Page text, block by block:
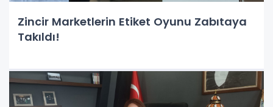
Zincir Marketlerin Etiket Oyunu Zabıtaya
Takıldı!